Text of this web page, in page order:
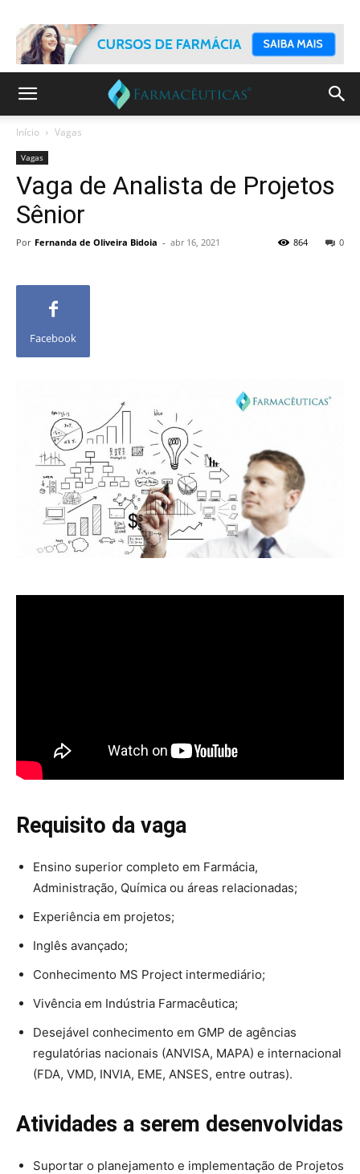
Início Vagas
Vagas
Vaga de Analista de Projetos
Sênior
Por Fernanda de Oliveira Bidoia - abr 16, 2021 0
864
Facebook
Requisito da vaga
Ensino superior completo em Farmácia,
Administração, Química ou áreas relacionadas;
Experiência em projetos;
Inglês avançado;
Conhecimento MS Project intermediário;
Vivência em Indústria Farmacêutica;
Desejável conhecimento em GMP de agências
regulatórias nacionais (ANVISA, MAPA) e internacional
(FDA, VMD, INVIA, EME, ANSES, entre outras).
Atividades a serem desenvolvidas
Suportar o planejamento e implementação de Projetos